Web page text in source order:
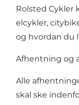
Rolsted Cykler
elcykler,
og hvordan du
Afhentning og
Alle
skal ske